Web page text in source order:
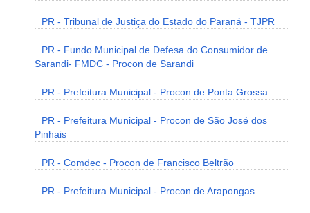
PR - Tribunal de Justiça do Estado do Paraná - TJPR
PR - Fundo Municipal de Defesa do Consumidor de
Sarandi- FMDC - Procon de Sarandi
PR - Prefeitura Municipal - Procon de Ponta Grossa
PR - Prefeitura Municipal - Procon de São José dos
Pinhais
PR - Comdec - Procon de Francisco Beltrão
PR - Prefeitura Municipal - Procon de Arapongas